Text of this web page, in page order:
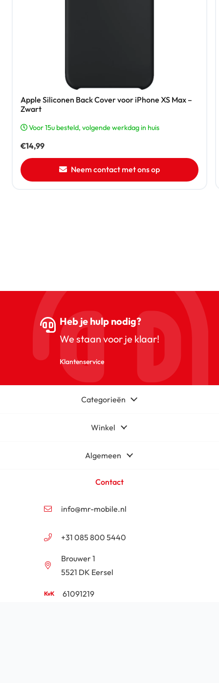
Apple Siliconen Back Cover voor iPhone XS Max –
Zwart
Voor 15u besteld, volgende werkdag in huis
€14,99
Neem contact met ons op
Heb je hulp nodig?
We staan voor je klaar!
Klantenservice
Categorieën
Winkel
Algemeen
Contact
info@mr-mobile.nl
+31 085 800 5440
Brouwer 1
5521 DK Eersel
61091219